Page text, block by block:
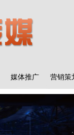
媒体推广 营销策